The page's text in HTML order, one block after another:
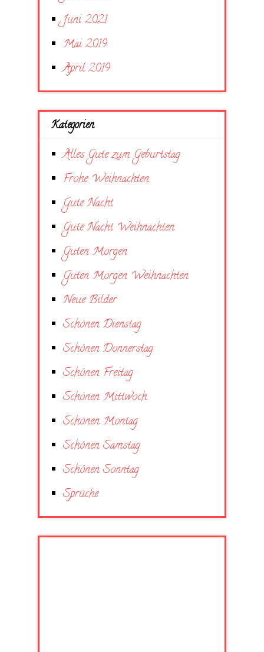
Juni 2021
Mai 2019
April 2019
Kategorien
Alles Gute zum Geburtstag
Frohe Weihnachten
Gute Nacht
Gute Nacht Weihnachten
Guten Morgen
Guten Morgen Weihnachten
Neue Bilder
Schönen Dienstag
Schönen Donnerstag
Schönen Freitag
Schönen Mittwoch
Schönen Montag
Schönen Samstag
Schönen Sonntag
Sprüche